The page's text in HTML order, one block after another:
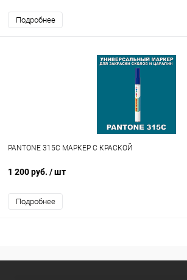
Подробнее
PANTONE 315C МАРКЕР С КРАСКОЙ
1 200 руб. / шт
Подробнее